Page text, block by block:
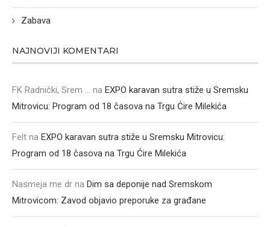
Zabava
NAJNOVIJI KOMENTARI
FK Radnički, Srem ... na EXPO karavan sutra stiže u Sremsku
Mitrovicu: Program od 18 časova na Trgu Ćire Milekića
Felt na EXPO karavan sutra stiže u Sremsku Mitrovicu:
Program od 18 časova na Trgu Ćire Milekića
Nasmeja me dr na Dim sa deponije nad Sremskom
Mitrovicom: Zavod objavio preporuke za građane